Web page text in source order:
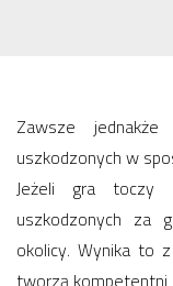
Zawsze
uszkodzonych w
Jeżeli gra toczy
uszkodzonych za
okolicy. Wynika to